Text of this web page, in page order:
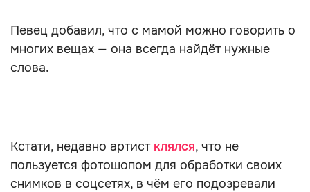
Певец добавил, что с мамой можно говорить о
многих вещах — она всегда найдёт нужные
слова.
Кстати, недавно артист клялся, что не
пользуется фотошопом для обработки своих
снимков в соцсетях, в чём его подозревали